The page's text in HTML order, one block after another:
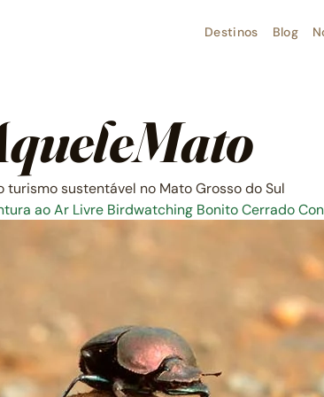
Destinos Blog
sustentável no Mato Grosso do Sul
ao Ar Livre Birdwatching BonitoCerrado